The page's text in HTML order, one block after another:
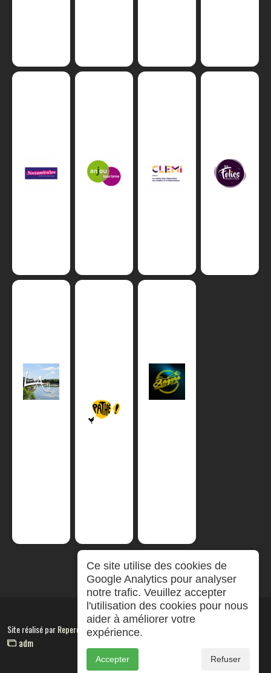
Site réalisé parRepereCom
adm
Ce site utilise des cookies de
Google Analytics pour analyser
notre trafic. Veuillez accepter
l'utilisation des cookies pour nous
aider à améliorer votre
expérience.
Accepter Refuser